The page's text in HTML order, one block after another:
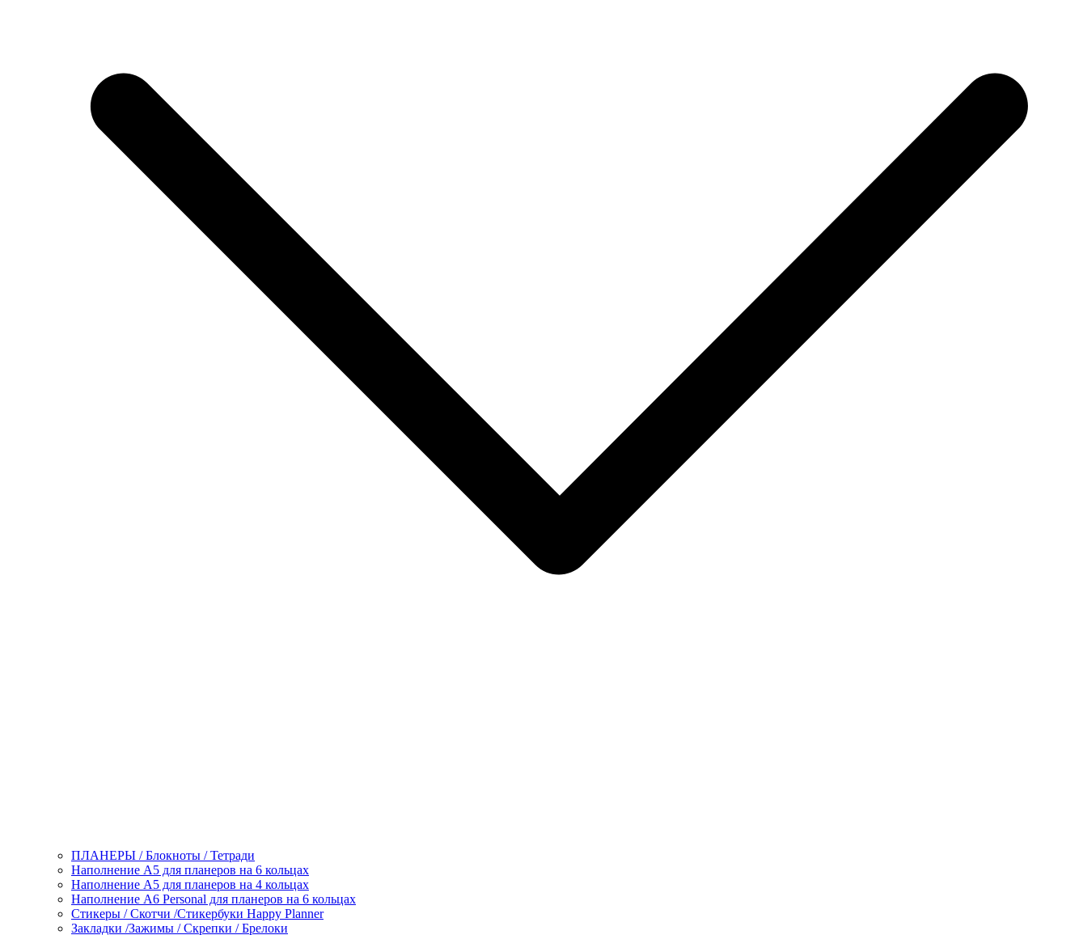
ПЛАНЕРЫ / Блокноты / Тетради
Наполнение А5 для планеров на 6 кольцах
Наполнение А5 для планеров на 4 кольцах
Наполнение А6 Personal для планеров на 6 кольцах
Стикеры / Скотчи /Стикербуки Happy Planner
Закладки /Зажимы / Скрепки / Брелоки